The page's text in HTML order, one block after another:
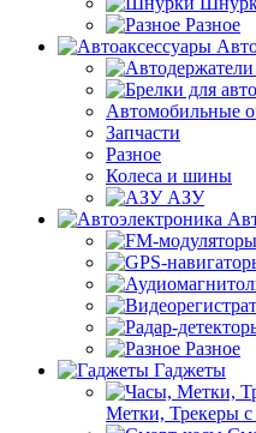
Разное
Автомобильные
Запчасти
Разное
Колеса и шины
АЗУ
Разное
Гаджеты
Метки, Трекеры с